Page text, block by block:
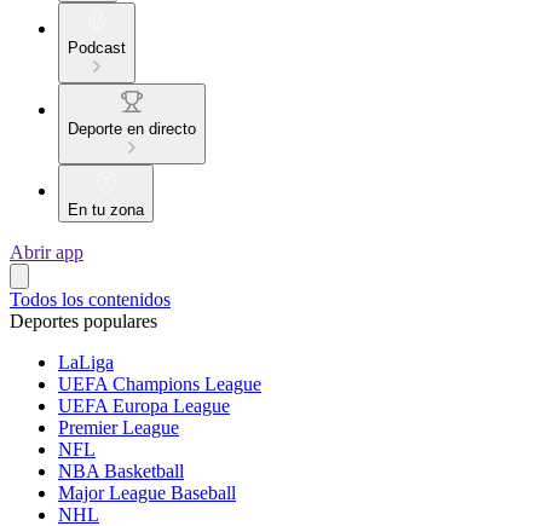
Podcast
Deporte en directo
En tu zona
Abrir app
Todos los contenidos
Deportes populares
LaLiga
UEFA Champions League
UEFA Europa League
Premier League
NFL
NBA Basketball
Major League Baseball
NHL